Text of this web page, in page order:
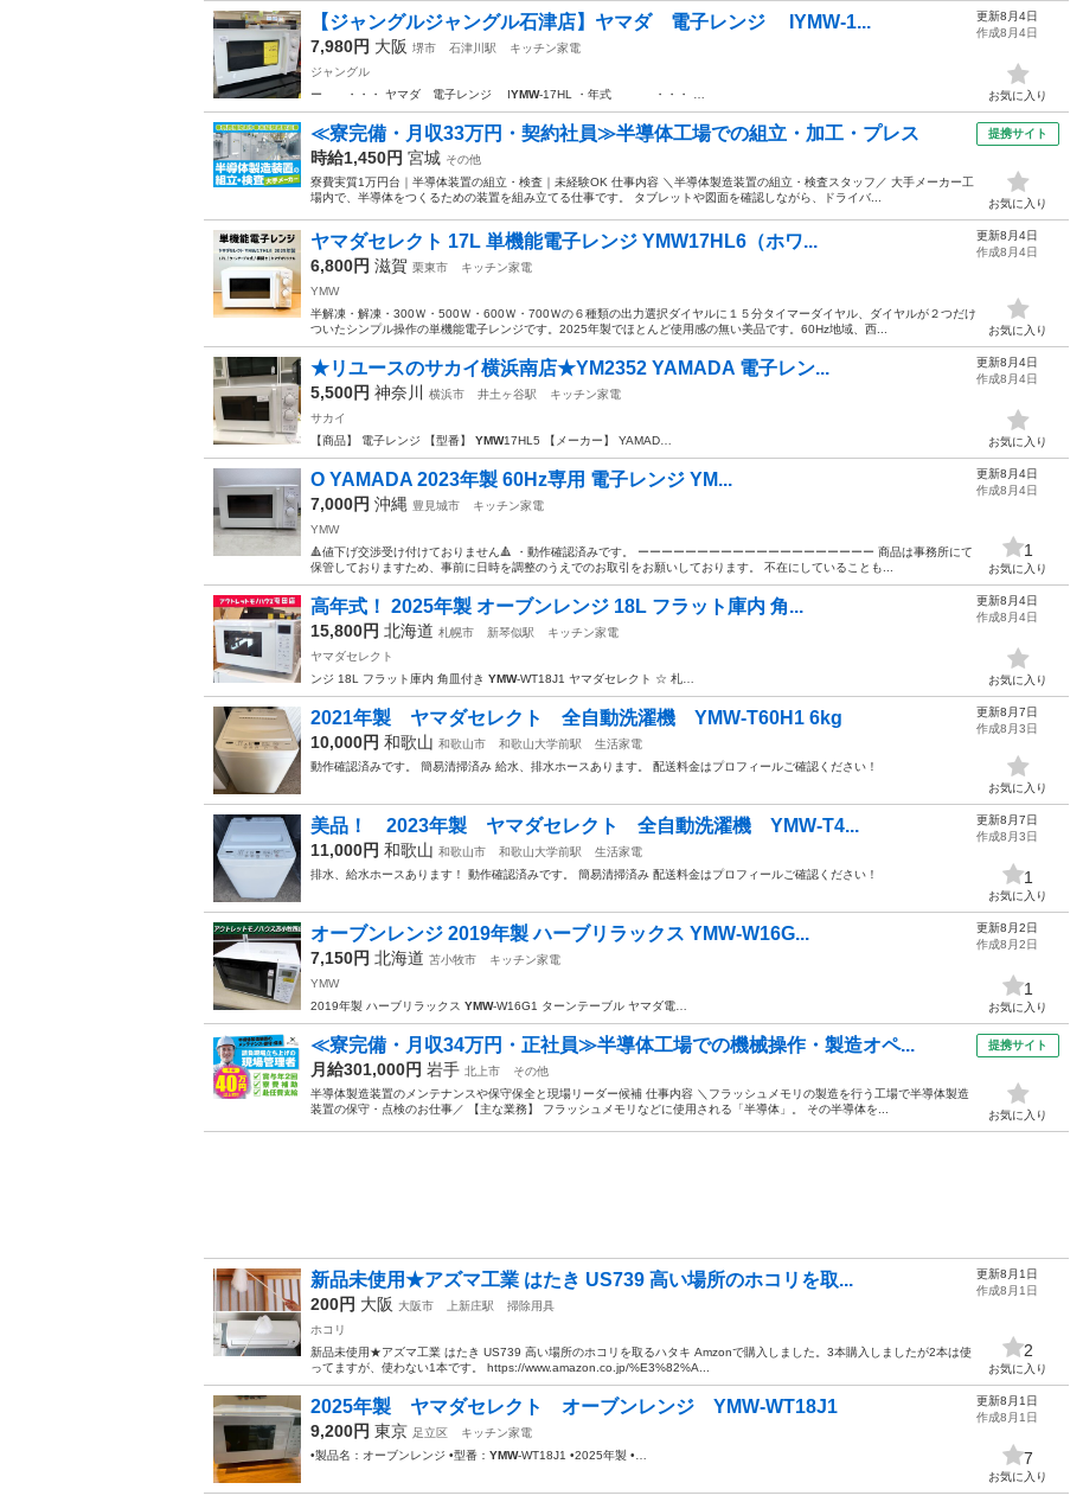
【ジャングルジャングル石津店】ヤマダ 電子レンジ IYMW-1...
7,980円 大阪 堺市 石津川駅
キッチン家電
ジャングル
ー ・・・ ヤマダ 電子レンジ IYMW-17HL ・年式 ・・・ …
更新8月4日
作成8月4日
お気に入り
≪寮完備・月収33万円・契約社員≫半導体工場での組立・加工・プレス
時給1,450円 宮城 その他
寮費実質1万円台｜半導体装置の組立・検査｜未経験OK 仕事内容 ＼半導体製造装置の組立・検査スタッフ／ 大手メーカー工
場内で、半導体をつくるための装置を組み立てる仕事です。 タブレットや図面を確認しながら、ドライバ...
提携サイト
お気に入り
ヤマダセレクト 17L 単機能電子レンジ YMW17HL6（ホワ...
6,800円 滋賀 栗東市
キッチン家電
YMW
半解凍・解凍・300Ｗ・500Ｗ・600Ｗ・700Ｗの６種類の出力選択ダイヤルに１５分タイマーダイヤル、ダイヤルが２つだけ
ついたシンプル操作の単機能電子レンジです。2025年製でほとんど使用感の無い美品です。60Hz地域、西...
更新8月4日
作成8月4日
お気に入り
★リユースのサカイ横浜南店★YM2352 YAMADA 電子レン...
5,500円 神奈川 横浜市 井土ヶ谷駅
キッチン家電
サカイ
【商品】 電子レンジ 【型番】 YMW17HL5 【メーカー】 YAMAD…
更新8月4日
作成8月4日
お気に入り
O YAMADA 2023年製 60Hz専用 電子レンジ YM...
7,000円 沖縄 豊見城市
キッチン家電
YMW
🔺値下げ交渉受け付けておりません🔺 ・動作確認済みです。 ーーーーーーーーーーーーーーーーーーーー 商品は事務所にて
保管しておりますため、事前に日時を調整のうえでのお取引をお願いしております。 不在にしていることも...
更新8月4日
作成8月4日
1
お気に入り
高年式！ 2025年製 オーブンレンジ 18L フラット庫内 角...
15,800円 北海道 札幌市 新琴似駅
キッチン家電
ヤマダセレクト
ンジ 18L フラット庫内 角皿付き YMW-WT18J1 ヤマダセレクト ☆ 札…
更新8月4日
作成8月4日
お気に入り
2021年製 ヤマダセレクト 全自動洗濯機 YMW-T60H1 6kg
10,000円 和歌山 和歌山市 和歌山大学前駅
生活家電
動作確認済みです。 簡易清掃済み 給水、排水ホースあります。 配送料金はプロフィールご確認ください！
更新8月7日
作成8月3日
お気に入り
美品！ 2023年製 ヤマダセレクト 全自動洗濯機 YMW-T4...
11,000円 和歌山 和歌山市 和歌山大学前駅
生活家電
排水、給水ホースあります！ 動作確認済みです。 簡易清掃済み 配送料金はプロフィールご確認ください！
更新8月7日
作成8月3日
1
お気に入り
オーブンレンジ 2019年製 ハーブリラックス YMW-W16G...
7,150円 北海道 苫小牧市
キッチン家電
YMW
2019年製 ハーブリラックス YMW-W16G1 ターンテーブル ヤマダ電…
更新8月2日
作成8月2日
1
お気に入り
≪寮完備・月収34万円・正社員≫半導体工場での機械操作・製造オペ...
月給301,000円 岩手 北上市
その他
半導体製造装置のメンテナンスや保守保全と現場リーダー候補 仕事内容 ＼フラッシュメモリの製造を行う工場で半導体製造
装置の保守・点検のお仕事／ 【主な業務】 フラッシュメモリなどに使用される「半導体」。 その半導体を...
提携サイト
お気に入り
新品未使用★アズマ工業 はたき US739 高い場所のホコリを取...
200円 大阪 大阪市 上新庄駅
掃除用具
ホコリ
新品未使用★アズマ工業 はたき US739 高い場所のホコリを取るハタキ Amzonで購入しました。3本購入しましたが2本は使
ってますが、使わない1本です。 https://www.amazon.co.jp/%E3%82%A...
更新8月1日
作成8月1日
2
お気に入り
2025年製 ヤマダセレクト オーブンレンジ YMW-WT18J1
9,200円 東京 足立区
キッチン家電
•製品名：オーブンレンジ •型番： YMW-WT18J1 •2025年製 •…
更新8月1日
作成8月1日
7
お気に入り